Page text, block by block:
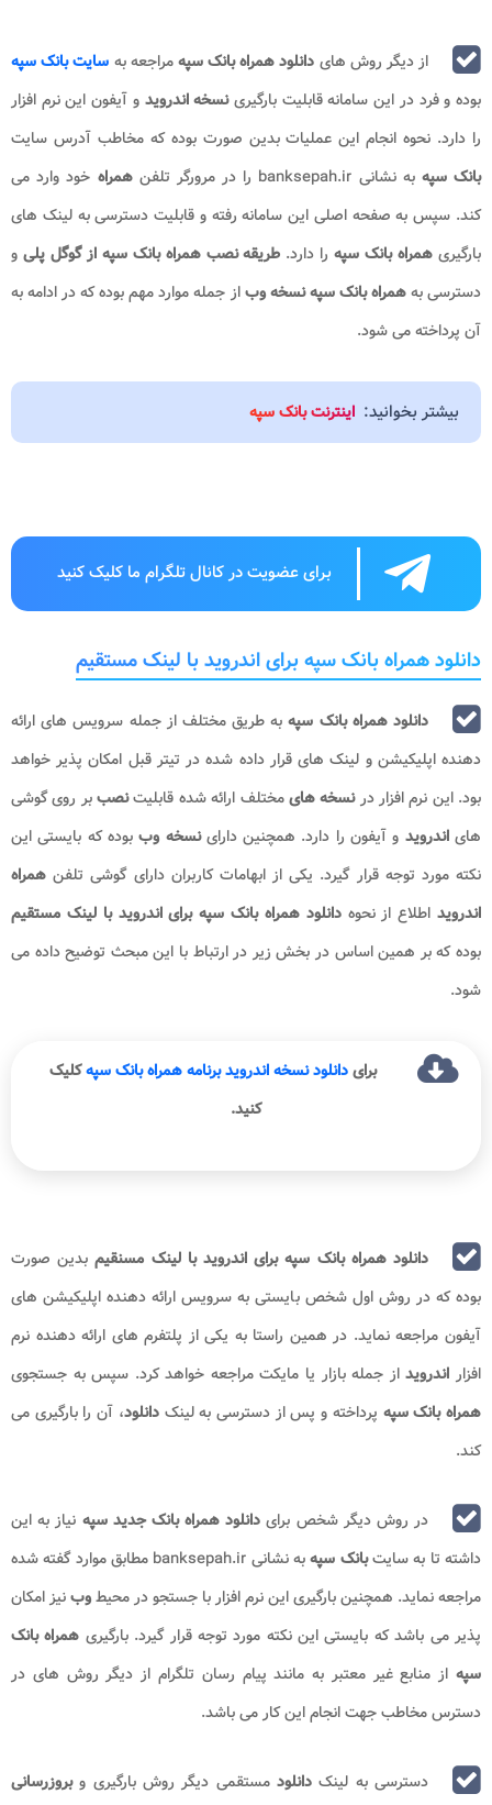
از دیگر روش های دانلود همراه بانک سپهمراجعه به سایت بانک سپه
بوده و فرد در این سامانه قابلیت بارگیرینسخه اندرویدو آیفون این نرم افزار
را دارد. نحوه انجام این عملیات بدین صورت بوده که مخاطب آدرس سایت
بانک سپه به نشانی banksepah.ir را در مرورگر تلفن همراه خود وارد می
کند. سپس به صفحه اصلی این سامانه رفته و قابلیت دسترسی به لینک های
بارگیریهمراه بانک سپهرا دارد. طریقه نصب همراه بانک سپه از گوگل پلی و
دسترسی بههمراه بانک سپه نسخه وباز جمله موارد مهم بوده که در ادامه به
آن پرداخته می شود.
بیشتر بخوانید: اینترنت بانک سپه
برای عضویت در کانال تلگرام ما کلیک کنید
دانلود همراه بانک سپه برای اندروید با لینک مستقیم
دانلود همراه بانک سپهبه طریق مختلف از جمله سرویس های ارائه
دهنده اپلیکیشن و لینک های قرار داده شده در تیتر قبل امکان پذیر خواهد
بود. این نرم افزار درنسخه هایمختلف ارائه شده قابلیتنصببر روی گوشی
هایاندروید و آیفون را دارد. همچنین داراینسخه وببوده که بایستی این
نکته مورد توجه قرار گیرد. یکی از ابهامات کاربران دارای گوشی تلفن همراه
اندروید اطلاع از نحوهدانلود همراه بانک سپه برای اندروید با لینک مستقیم
بوده که بر همین اساس در بخش زیر در ارتباط با این مبحث توضیح داده می
شود.
برایدانلود نسخه اندروید برنامه همراه بانک سپهکلیک
کنید.
دانلود همراه بانک سپه برای اندروید با لینک مسنقیمبدین صورت
بوده که در روش اول شخص بایستی به سرویس ارائه دهنده اپلیکیشن های
آیفون مراجعه نماید. در همین راستا به یکی از پلتفرم های ارائه دهنده نرم
افزار اندرویداز جمله بازار یا مایکت مراجعه خواهد کرد. سپس به جستجوی
همراه بانک سپه پرداخته و پس از دسترسی به لینکدانلود، آن را بارگیری می
کند.
در روش دیگر شخص برای دانلود همراه بانک جدید سپه نیاز به این
داشته تا به سایتبانک سپه
به نشانی banksepah.ir مطابق موارد گفته شده
مراجعه نماید. همچنین بارگیری این نرم افزار با جستجو در محیطوبنیز امکان
پذیر می باشد که بایستی این نکته مورد توجه قرار گیرد. بارگیری همراه بانک
سپه از منابع غیر معتبر به مانند پیام رسان تلگرام از دیگر روش های در
دسترس مخاطب جهت انجام این کار می باشد.
دسترسی به لینک دانلودمستقمی دیگر روش بارگیری وبروزرسانی